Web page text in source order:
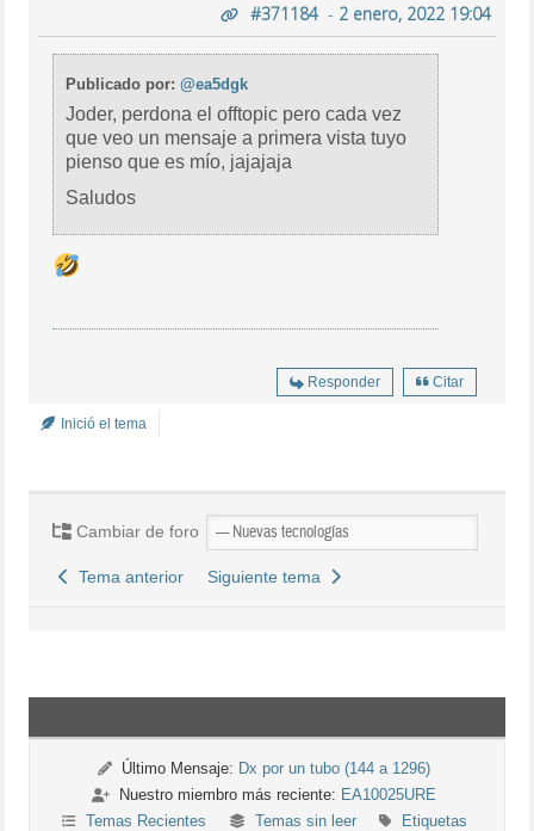
#371184- 2 enero, 2022 19:04
Publicado por:@ea5dgk
Joder, perdona el offtopic pero cada vez
que veo un mensaje a primera vista tuyo
pienso que es mío, jajajaja
Saludos
Responder Citar
Inició el tema
Cambiar de foro
Tema anterior Siguiente tema
Último Mensaje: Dx por un tubo (144 a 1296)
Nuestro miembro más reciente: EA10025URE
Temas Recientes
Temas sin leer Etiquetas